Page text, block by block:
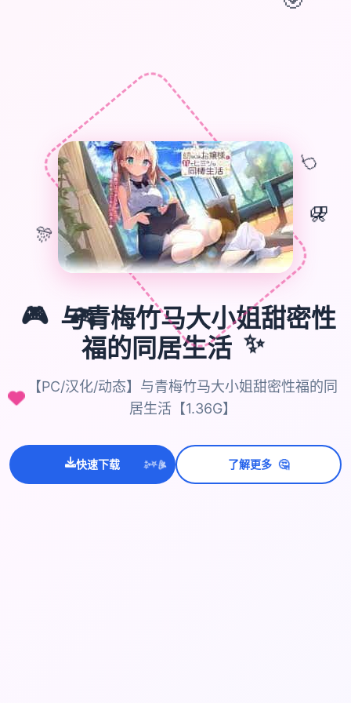
🎮
🎮 与青梅竹马大小姐甜密性
福的同居生活 ✨
【PC/汉化/动态】与青梅竹马大小姐甜密性福的同
居生活【1.36G】
快速下载 ✨⭐💫 了解更多 🤔
🎈
🎊
🎁